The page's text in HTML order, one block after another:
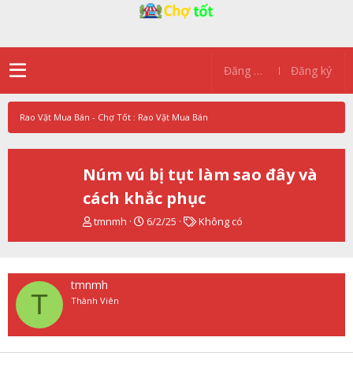
Đăng nhập Đăng ký
Rao Vặt Mua Bán - Chợ Tốt : Rao Vặt Mua Bán
Núm vú bị tụt làm sao đây và
cách khắc phục
T
a
d
s
a
tmnmh
N
g
6/2/25
T
ó
Không có
T
tmnmh
Thành Viên